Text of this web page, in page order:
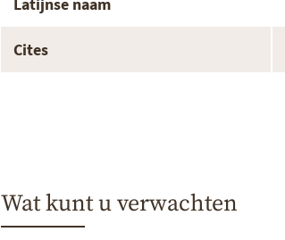
Cites
Wat kunt u verwachten